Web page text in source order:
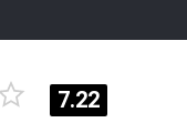
7.22